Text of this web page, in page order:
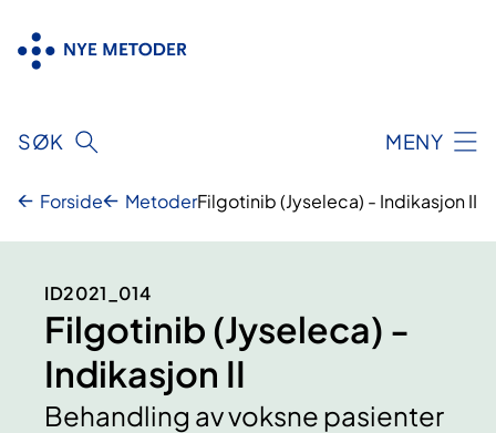
innhold
SØK MENY
Forside MetoderFilgotinib (Jyseleca) - Indikasjon II
ID2021_014
Filgotinib (Jyseleca) -
Indikasjon II
Behandling av voksne pasienter